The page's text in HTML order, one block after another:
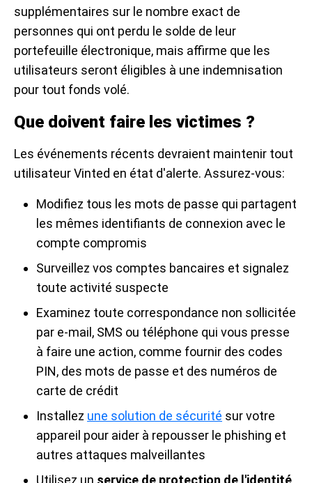
supplémentaires sur le nombre exact de
personnes qui ont perdu le solde de leur
portefeuille électronique, mais affirme que les
utilisateurs seront éligibles à une indemnisation
pour tout fonds volé.
Que doivent faire les victimes ?
Les événements récents devraient maintenir tout
utilisateur Vinted en état d'alerte. Assurez-vous:
Modifiez tous les mots de passe qui partagent
les mêmes identifiants de connexion avec le
compte compromis
Surveillez vos comptes bancaires et signalez
toute activité suspecte
Examinez toute correspondance non sollicitée
par e-mail, SMS ou téléphone qui vous presse
à faire une action, comme fournir des codes
PIN, des mots de passe et des numéros de
carte de crédit
Installez une solution de sécurité sur votre
appareil pour aider à repousser le phishing et
autres attaques malveillantes
Utilisez un service de protection de l'identité